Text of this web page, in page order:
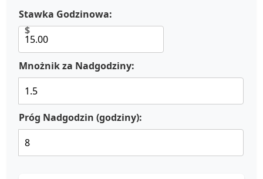
Stawka Godzinowa:
$
Mnożnik za Nadgodziny:
Próg Nadgodzin (godziny):